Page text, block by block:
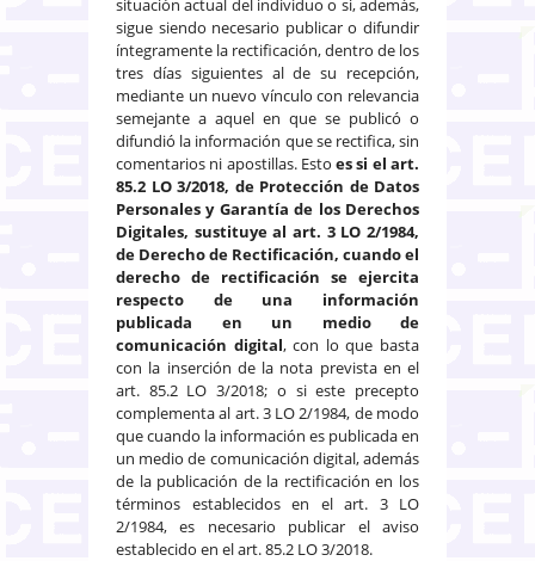
sigue siendo necesario publicar o difundir
íntegramente la rectificación, dentro de los
tres días siguientes al de su recepción,
mediante un nuevo vínculo con relevancia
semejante a aquel en que se publicó o
difundió la información que se rectifica, sin
comentarios ni apostillas. Estoes si el art.
85.2 LO 3/2018, de Protección de Datos
Personales y Garantía de los Derechos
Digitales, sustituye al art. 3 LO 2/1984,
de Derecho de Rectificación, cuando el
derecho de rectificación se ejercita
respecto de una información
publicada en un medio de
comunicación digital, con lo que basta
con la inserción de la nota prevista en el
art. 85.2 LO 3/2018; o si este precepto
complementa al art. 3 LO 2/1984, de modo
que cuando la información es publicada en
un medio de comunicación digital, además
de la publicación de la rectificación en los
términos establecidos en el art. 3 LO
2/1984, es necesario publicar el aviso
establecido en el art. 85.2 LO 3/2018.